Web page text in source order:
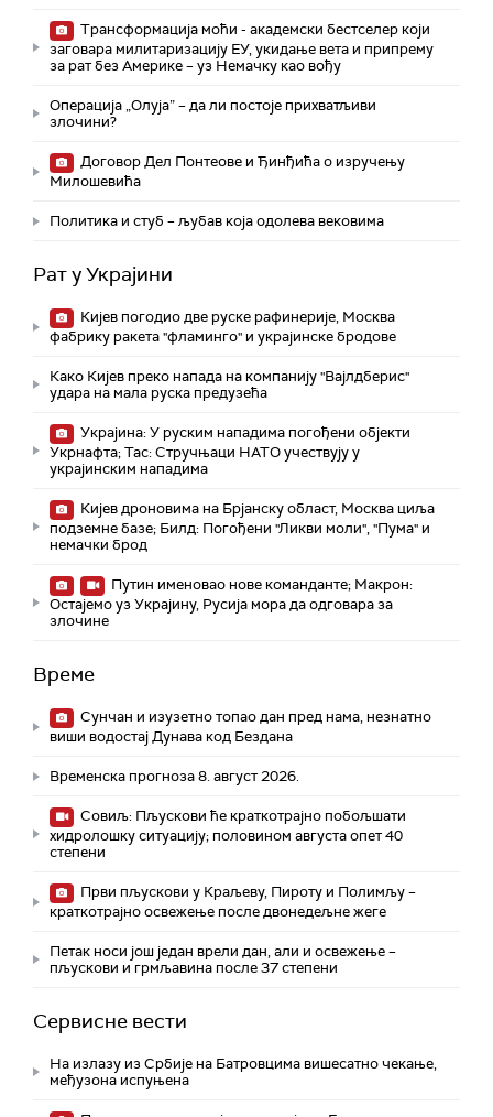
Трансформација моћи - академски бестселер који
заговара милитаризацију ЕУ, укидање вета и припрему
за рат без Америке – уз Немачку као вођу
Операција „Олуја” – да ли постоје прихватљиви
злочини?
Договор Дел Понтеове и Ђинђића о изручењу
Милошевића
Политика и стуб – љубав која одолева вековима
Рат у Украјини
Кијев погодио две руске рафинерије, Москва
фабрику ракета "фламинго" и украјинске бродове
Како Кијев преко напада на компанију "Вајлдберис"
удара на мала руска предузећа
Украјина: У руским нападима погођени објекти
Укрнафта; Тас: Стручњаци НАТО учествују у
украјинским нападима
Кијев дроновима на Брјанску област, Москва циља
подземне базе; Билд: Погођени "Ликви моли", "Пума" и
немачки брод
Путин именовао нове команданте; Макрон:
Остајемо уз Украјину, Русија мора да одговара за
злочине
Време
Сунчан и изузетно топао дан пред нама, незнатно
виши водостај Дунава код Бездана
Временска прогноза 8. август 2026.
Совиљ: Пљускови ће краткотрајно побољшати
хидролошку ситуацију; половином августа опет 40
степени
Први пљускови у Краљеву, Пироту и Полимљу –
краткотрајно освежење после двонедељне жеге
Петак носи још један врели дан, али и освежење –
пљускови и грмљавина после 37 степени
Сервисне вести
На излазу из Србије на Батровцима вишесатно чекање,
међузона испуњена